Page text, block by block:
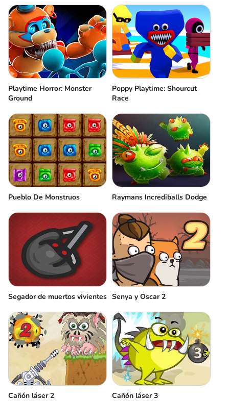
Playtime Horror: Monster
Ground
Poppy Playtime: Shourcut
Race
Pueblo De Monstruos Raymans Incrediballs Dodge
Segador de muertos vivientes Senya y Oscar 2
Cañón láser 2 Cañón láser 3